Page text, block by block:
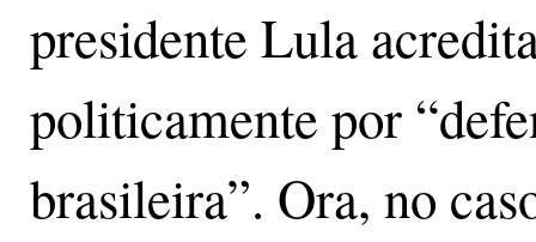
presidente Lula
politicamente por
brasileira”. Ora, no